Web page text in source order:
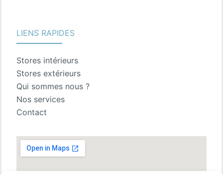
LIENS RAPIDES
Stores intérieurs
Stores extérieurs
Qui sommes nous ?
Nos services
Contact